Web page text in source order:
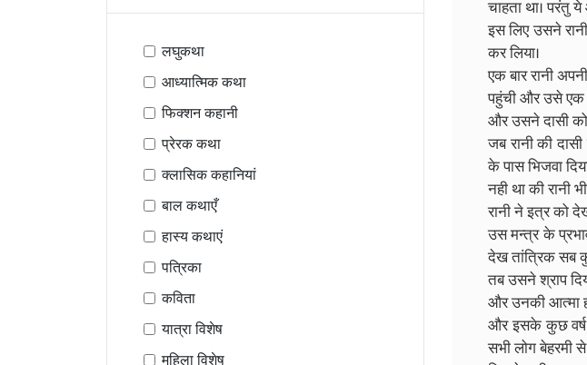
लघुकथा
आध्यात्मिक कथा
फिक्शन कहानी
प्रेरक कथा
क्लासिक कहानियां
बाल कथाएँ
हास्य कथाएं
पत्रिका
कविता
यात्रा विशेष
महिला विशेष
चाहता था। परंतु
इस लिए उसने
कर लिया।
एक बार रानी
पहुंची और उसे एक
और उसने दासी
जब रानी की
के पास भिजवा
नही था की रानी
रानी ने इत्र को
उस मन्त्र के
देख तांत्रिक सब
तब उसने श्राप
और उनकी आत्मा
और इसके कुछ
सभी लोग बेहरमी से